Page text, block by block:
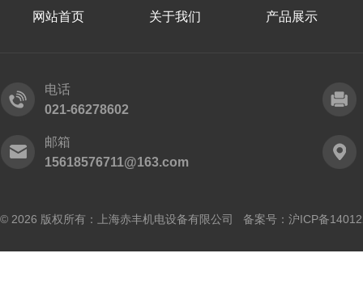
网站首页 关于我们 产品展示
电话
021-66278602
邮箱
15618576711@163.com
© 2026 版权所有：上海赤丰机电设备有限公司 备案号： 沪ICP备